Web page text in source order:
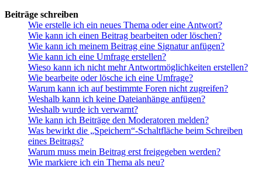
Beiträge schreiben
Wie erstelle ich ein neues Thema oder eine Antwort?
Wie kann ich einen Beitrag bearbeiten oder löschen?
Wie kann ich meinem Beitrag eine Signatur anfügen?
Wie kann ich eine Umfrage erstellen?
Wieso kann ich nicht mehr Antwortmöglichkeiten erstellen?
Wie bearbeite oder lösche ich eine Umfrage?
Warum kann ich auf bestimmte Foren nicht zugreifen?
Weshalb kann ich keine Dateianhänge anfügen?
Weshalb wurde ich verwarnt?
Wie kann ich Beiträge den Moderatoren melden?
Was bewirkt die „Speichern“-Schaltfläche beim Schreiben
eines Beitrags?
Warum muss mein Beitrag erst freigegeben werden?
Wie markiere ich ein Thema als neu?